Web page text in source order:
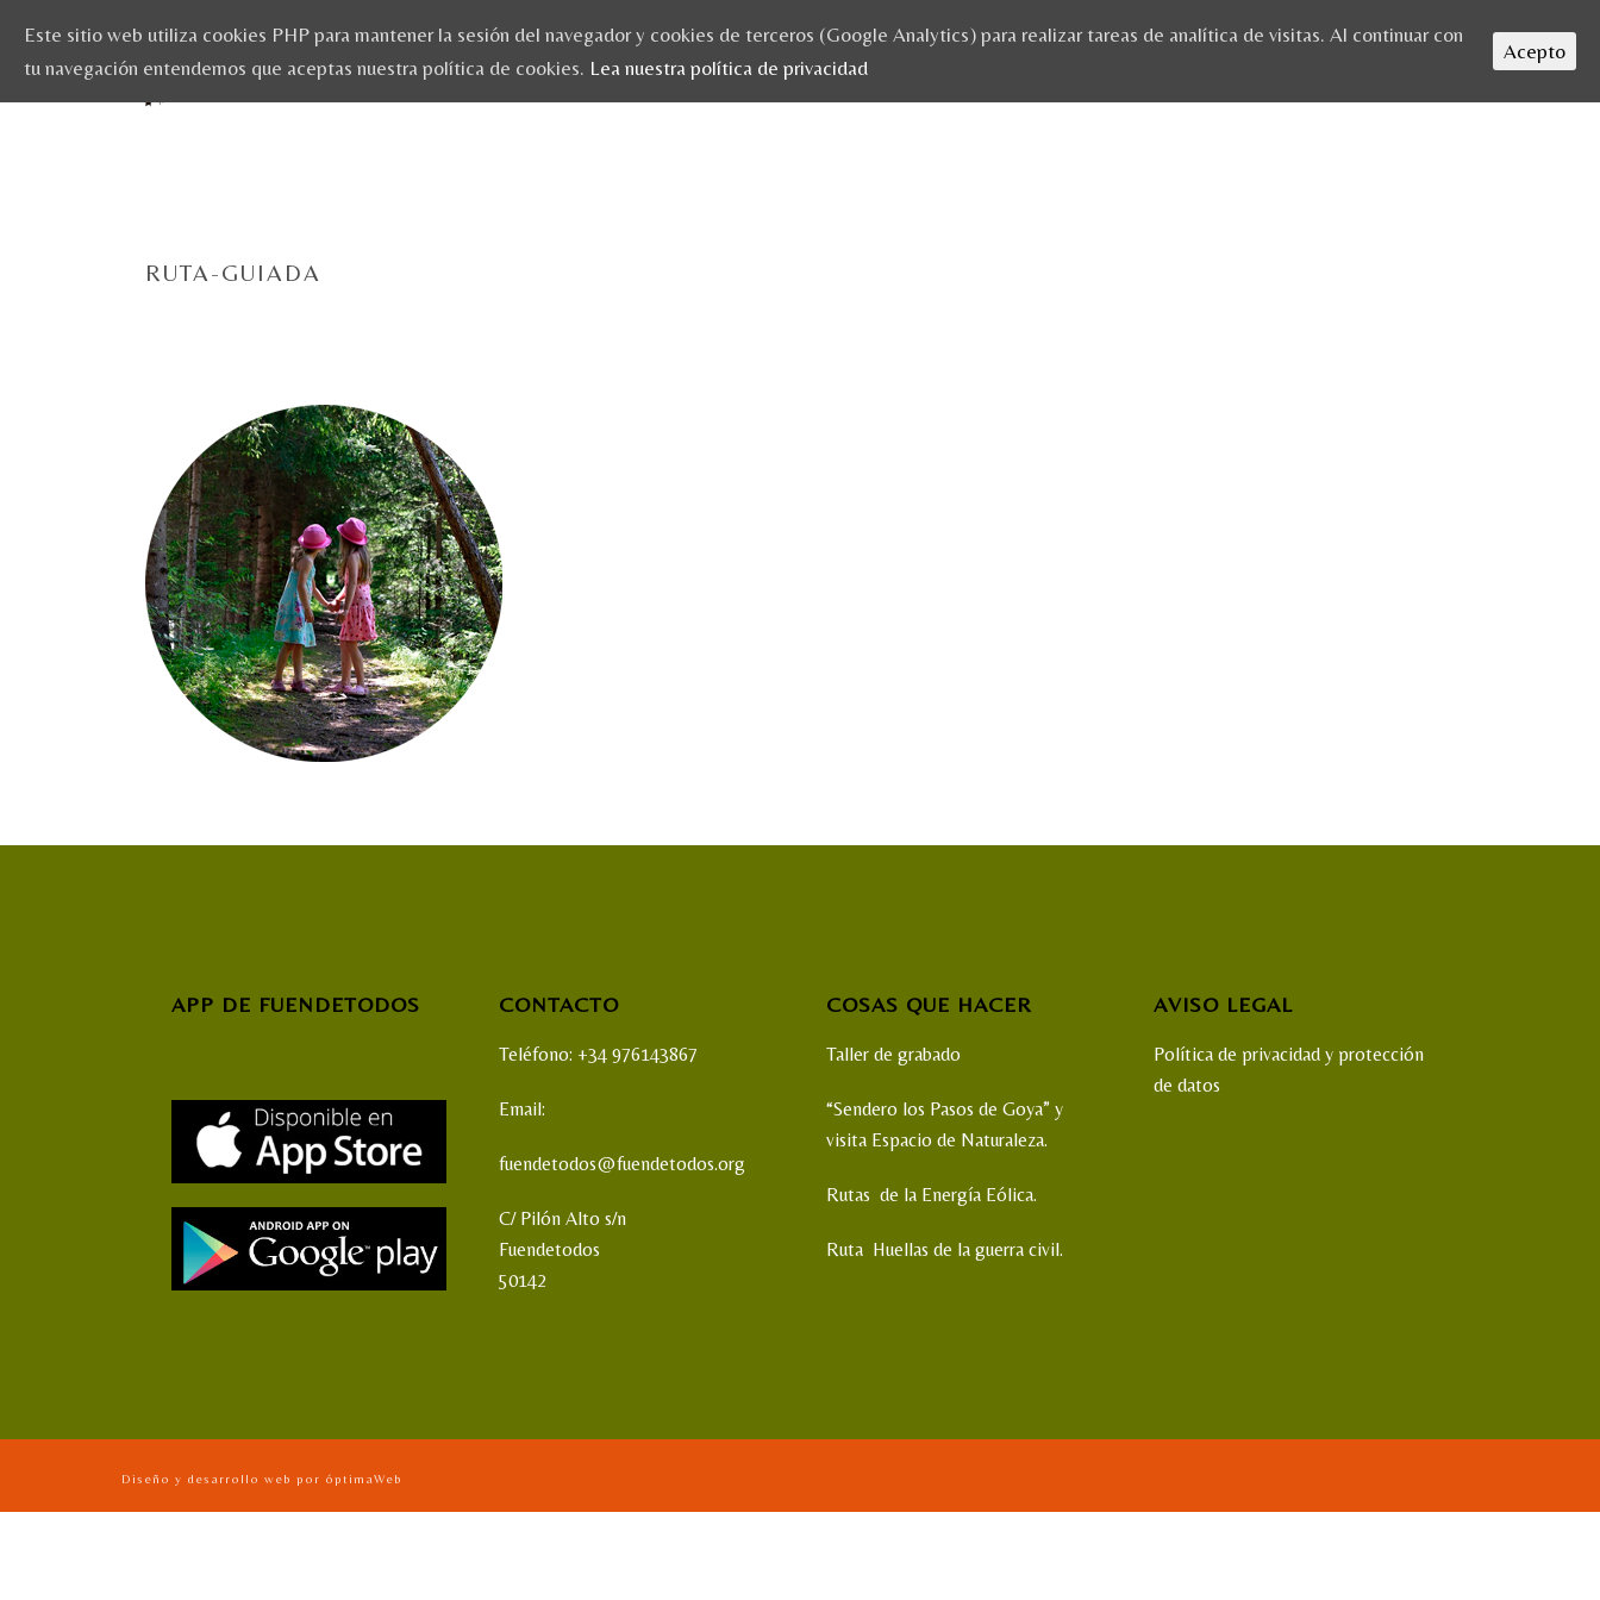
RUTA-GUIADA
APP DE FUENDETODOS CONTACTO
Teléfono: +34 976143867
Email:
fuendetodos@fuendetodos.org
C/ Pilón Alto s/n
Fuendetodos
50142
COSAS QUE HACER
Taller de grabado
“Sendero los Pasos de Goya” y
visita Espacio de Naturaleza.
Rutas de la Energía Eólica.
Ruta Huellas de la guerra civil.
AVISO LEGAL
Política de privacidad y protección
de datos
Diseño y desarrollo web por óptimaWeb
Este sitio web utiliza cookies PHP para mantener la sesión del navegador y cookies de terceros (Google Analytics) para realizar tareas de analítica de visitas. Al continuar con
tu navegación entendemos que aceptas nuestra política de cookies. Lea nuestra política de privacidad
Acepto